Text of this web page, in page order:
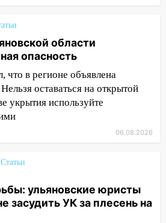
«Ракетная
Ульяновской
разрешил до 1 июля
выпуск и обращение
Евро 3, Евро 4
на Рябикова автомобиль
в Ульяновске
список АЗС
В Ульяновской области
опасность
области
опасность
что в регионе объявлена
оставаться на открытой
укрытия используйте
06.08.2026
Статьи
ульяновские юристы
засудить УК за плесень на